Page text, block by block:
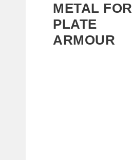
METAL FOR
PLATE
ARMOUR